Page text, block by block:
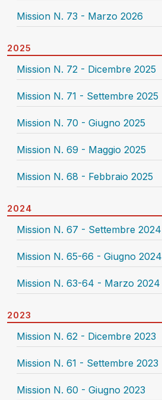
Mission N. 73 - Marzo 2026
2025
Mission N. 72 - Dicembre 2025
Mission N. 71 - Settembre 2025
Mission N. 70 - Giugno 2025
Mission N. 69 - Maggio 2025
Mission N. 68 - Febbraio 2025
2024
Mission N. 67 - Settembre 2024
Mission N. 65-66 - Giugno 2024
Mission N. 63-64 - Marzo 2024
2023
Mission N. 62 - Dicembre 2023
Mission N. 61 - Settembre 2023
Mission N. 60 - Giugno 2023